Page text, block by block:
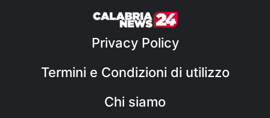
Privacy Policy
Termini e Condizioni di utilizzo
Chi siamo